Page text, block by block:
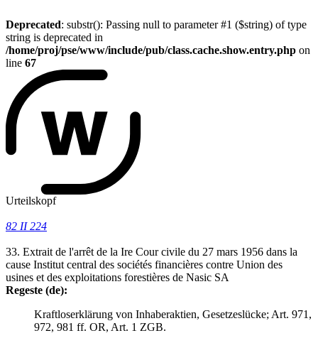
Deprecated: substr(): Passing null to parameter #1 ($string) of type
string is deprecated in
/home/proj/pse/www/include/pub/class.cache.show.entry.php on
line 67
Urteilskopf
82 II 224
33. Extrait de l'arrêt de la Ire Cour civile du 27 mars 1956 dans la
cause Institut central des sociétés financières contre Union des
usines et des exploitations forestières de Nasic SA
Regeste (de):
Kraftloserklärung von Inhaberaktien, Gesetzeslücke; Art. 971,
972, 981 ff. OR, Art. 1 ZGB.